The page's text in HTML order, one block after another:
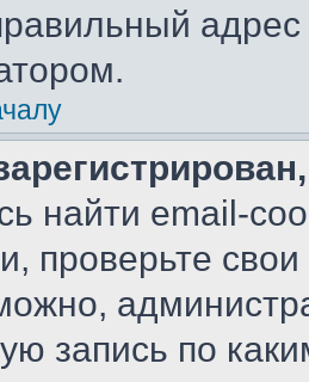
адрес
найти email-
проверьте
запись по